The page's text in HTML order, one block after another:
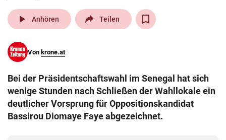
pin_drop
Wien arrow_right
search
eingeben
play_arrow Anhören Teilen
Von krone.at
Bei der Präsidentschaftswahl im Senegal hat sich
wenige Stunden nach Schließen der Wahllokale ein
deutlicher Vorsprung für Oppositionskandidat
Bassirou Diomaye Faye abgezeichnet.